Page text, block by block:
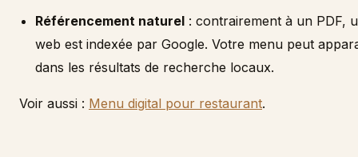
Référencement naturel : contrairement à un PDF,
web est indexée par Google. Votre menu peut
dans les résultats de recherche locaux.
Voir aussi : Menu digital pour restaurant.